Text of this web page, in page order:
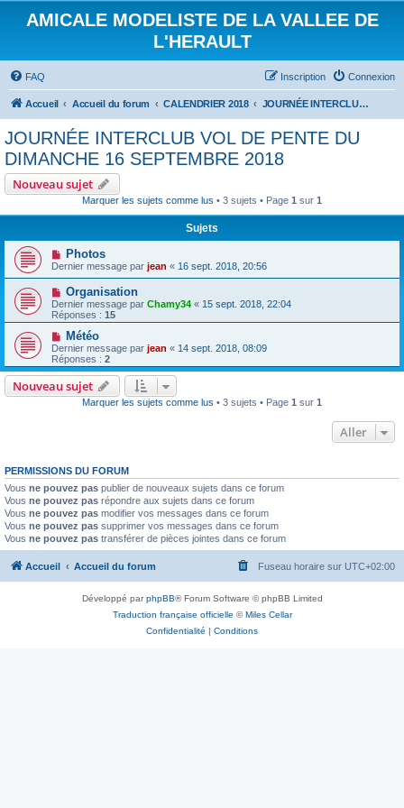
AMICALE MODELISTE DE LA VALLEE DE
L'HERAULT
FAQ Connexion
Inscription
Accueil Accueil du forum CALENDRIER 2018 JOURNÉE INTERCLUB VOL DE PENTE DU DIMANCHE 16 SEPTEMBRE 2018
JOURNÉE INTERCLUB VOL DE PENTE DU
DIMANCHE 16 SEPTEMBRE 2018
Nouveau sujet
Marquer les sujets comme lus • 3 sujets • Page 1 sur 1
Sujets
Photos
Dernier message par jean « 16 sept. 2018, 20:56
Organisation
Dernier message par Chamy34 « 15 sept. 2018, 22:04
Réponses : 15
Météo
Dernier message par jean « 14 sept. 2018, 08:09
Réponses : 2
Nouveau sujet
Marquer les sujets comme lus • 3 sujets • Page 1 sur 1
Aller
PERMISSIONS DU FORUM
Vous ne pouvez pas publier de nouveaux sujets dans ce forum
Vous ne pouvez pas répondre aux sujets dans ce forum
Vous ne pouvez pas modifier vos messages dans ce forum
Vous ne pouvez pas supprimer vos messages dans ce forum
Vous ne pouvez pas transférer de pièces jointes dans ce forum
Accueil Accueil du forum Fuseau horaire sur UTC+02:00
Développé parphpBB® Forum Software © phpBB Limited
Traduction française officielle ©Miles Cellar
Confidentialité | Conditions